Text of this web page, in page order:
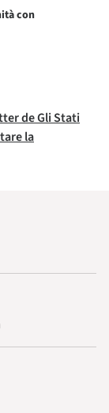
con
de Gli Stati
la